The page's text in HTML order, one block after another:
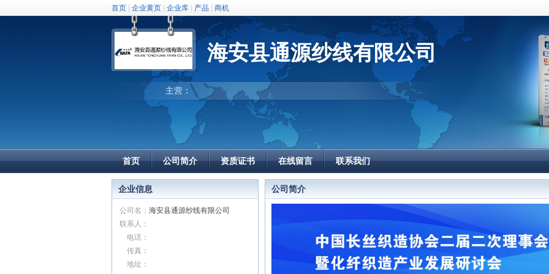
首页 企业黄页 企业库 产品 商机
海安县通源纱线有限公司
主营：
首页 公司简介 资质证书 在线留言 联系我们
企业信息
公司名： 海安县通源纱线有限公司
联系人：
电话：
传真：
地址：
公司简介